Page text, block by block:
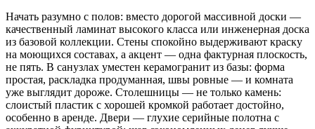
Начать разумно с полов: вместо дорогой массивной доски —
качественный ламинат высокого класса или инженерная доска
из базовой коллекции. Стены спокойно выдерживают краску
на моющихся составах, а акцент — одна фактурная плоскость,
не пять. В санузлах уместен керамогранит из базы: форма
простая, раскладка продуманная, швы ровные — и комната
уже выглядит дороже. Столешницы — не только камень:
слоистый пластик с хорошей кромкой работает достойно,
особенно в аренде. Двери — глухие серийные полотна с